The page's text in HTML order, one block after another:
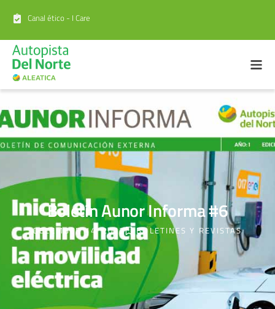
Canal ético - I Care
Boletín Aunor Informa #6
DECEMBER 14, 2022 BOLETINES Y REVISTAS